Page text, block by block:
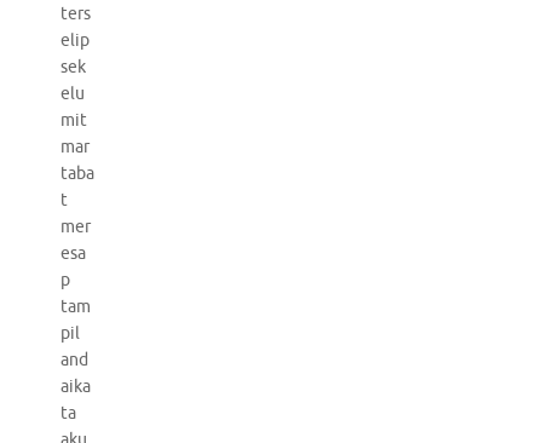
ters
elip
sek
elu
mit
mar
taba
t
mer
esa
p
tam
pil
and
aika
ta